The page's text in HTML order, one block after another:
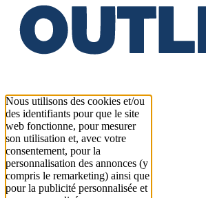
Nous utilisons des cookies et/ou
des identifiants pour que le site
web fonctionne, pour mesurer
son utilisation et, avec votre
consentement, pour la
personnalisation des annonces (y
compris le remarketing) ainsi que
pour la publicité personnalisée et